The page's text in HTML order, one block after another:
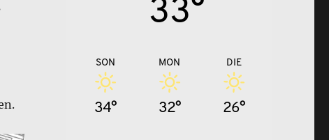
33°
SON
34°
MON
32°
DIE
26°